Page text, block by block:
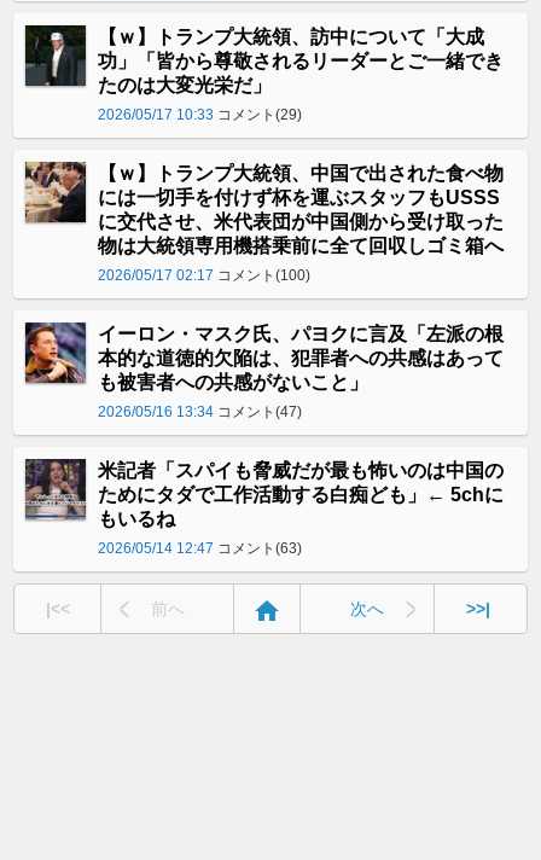
【ｗ】トランプ大統領、訪中について「大成
功」「皆から尊敬されるリーダーとご一緒でき
たのは大変光栄だ」
2026/05/17 10:33 コメント(29)
【ｗ】トランプ大統領、中国で出された食べ物
には一切手を付けず杯を運ぶスタッフもUSSS
に交代させ、米代表団が中国側から受け取った
物は大統領専用機搭乗前に全て回収しゴミ箱へ
2026/05/17 02:17 コメント(100)
イーロン・マスク氏、パヨクに言及「左派の根
本的な道徳的欠陥は、犯罪者への共感はあって
も被害者への共感がないこと」
2026/05/16 13:34 コメント(47)
米記者「スパイも脅威だが最も怖いのは中国の
ためにタダで工作活動する白痴ども」← 5chに
もいるね
2026/05/14 12:47 コメント(63)
|<< 前へ home 次へ >>|